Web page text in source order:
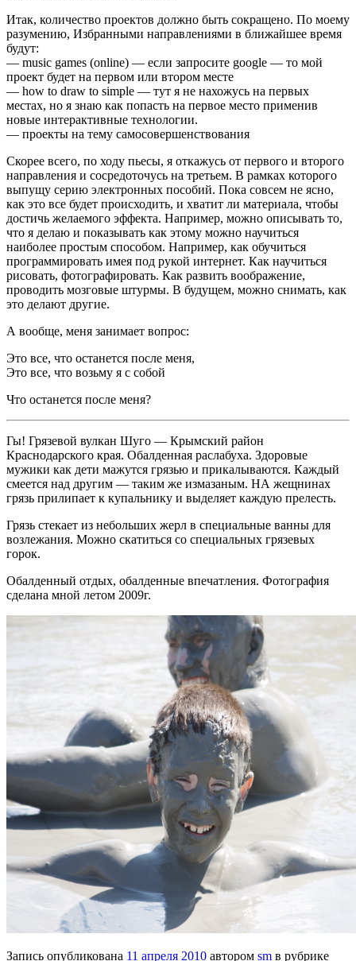
Итак, количество проектов должно быть сокращено. По моему
разумению, Избранными направлениями в ближайшее время
будут:
— music games (online) — если запросите google — то мой
проект будет на первом или втором месте
— how to draw to simple — тут я не нахожусь на первых
местах, но я знаю как попасть на первое место применив
новые интерактивные технологии.
— проекты на тему самосовершенствования
Скорее всего, по ходу пьесы, я откажусь от первого и второго
направления и сосредоточусь на третьем. В рамках которого
выпущу серию электронных пособий. Пока совсем не ясно,
как это все будет происходить, и хватит ли материала, чтобы
достичь желаемого эффекта. Например, можно описывать то,
что я делаю и показывать как этому можно научиться
наиболее простым способом. Например, как обучиться
программировать имея под рукой интернет. Как научиться
рисовать, фотографировать. Как развить воображение,
проводить мозговые штурмы. В будущем, можно снимать, как
это делают другие.
А вообще, меня занимает вопрос:
Это все, что останется после меня,
Это все, что возьму я с собой
Что останется после меня?
Гы! Грязевой вулкан Шуго — Крымский район
Краснодарского края. Обалденная раслабуха. Здоровые
мужики как дети мажутся грязью и прикалываются. Каждый
смеется над другим — таким же измазаным. НА жещнинах
грязь прилипает к купальнику и выделяет каждую прелесть.
Грязь стекает из небольших жерл в специальные ванны для
возлежания. Можно скатиться со специальных грязевых
горок.
Обалденный отдых, обалденные впечатления. Фотография
сделана мной летом 2009г.
Запись опубликована 11 апреля 2010 автором sm в рубрике